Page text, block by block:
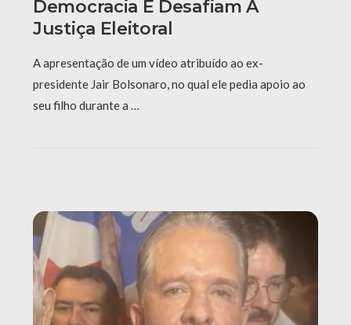
Democracia E Desafiam A
Justiça Eleitoral
A apresentação de um vídeo atribuído ao ex-
presidente Jair Bolsonaro, no qual ele pedia apoio ao
seu filho durante a …